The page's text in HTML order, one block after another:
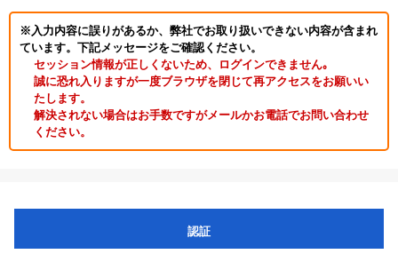
※入力内容に誤りがあるか、弊社でお取り扱いできない内容が含まれ
ています。下記メッセージをご確認ください。
セッション情報が正しくないため、ログインできません｡
誠に恐れ入りますが一度ブラウザを閉じて再アクセスをお願いい
たします。
解決されない場合はお手数ですがメールかお電話でお問い合わせ
ください。
認証